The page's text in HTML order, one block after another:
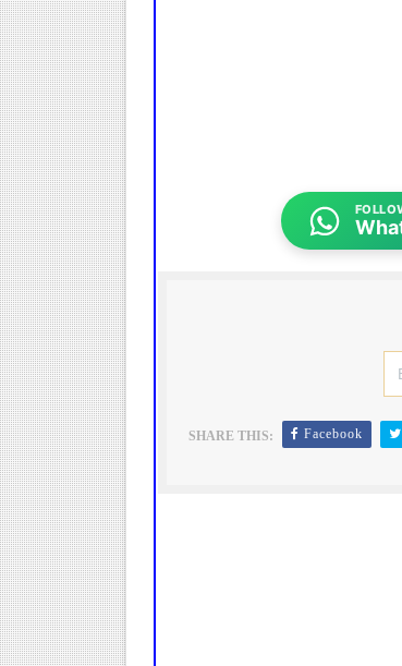
SHARE THIS: Facebook